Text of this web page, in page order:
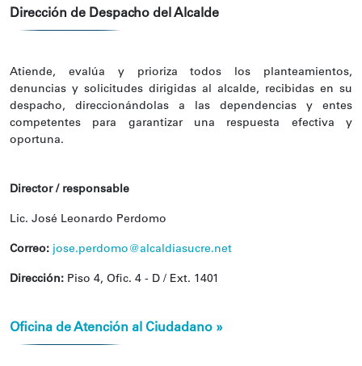
Dirección de Despacho del Alcalde
Atiende, evalúa y prioriza todos los planteamientos,
denuncias y solicitudes dirigidas al alcalde, recibidas en su
despacho, direccionándolas a las dependencias y entes
competentes para garantizar una respuesta efectiva y
oportuna.
Director / responsable
Lic. José Leonardo Perdomo
Correo: jose.perdomo@alcaldiasucre.net
Dirección: Piso 4, Ofic. 4 - D / Ext. 1401
Oficina de Atención al Ciudadano »